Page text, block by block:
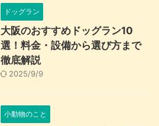
ドッグラン
大阪のおすすめドッグラン10
選！料金・設備から選び方まで
徹底解説
2025/9/9
小動物のこと